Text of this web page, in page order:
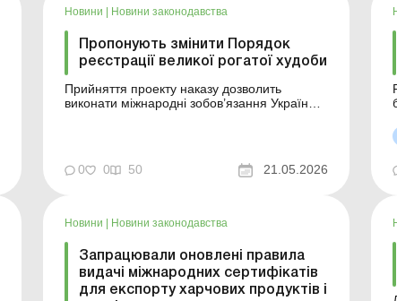
їх у відпо...
Новини | Новини законодавства
Пропонують змінити Порядок
реєстрації великої рогатої худоби
Прийняття проекту наказу дозволить
виконати міжнародні зобов’язання України,
та реєстрації великої рогатої худоби. Більше
за темою: Земельна ділянка розташована
0 0 50 21.05.2026
Новини Новини законодавства
Запрацювали оновлені правила
видачі міжнародних сертифікатів
для експорту харчових продуктів і